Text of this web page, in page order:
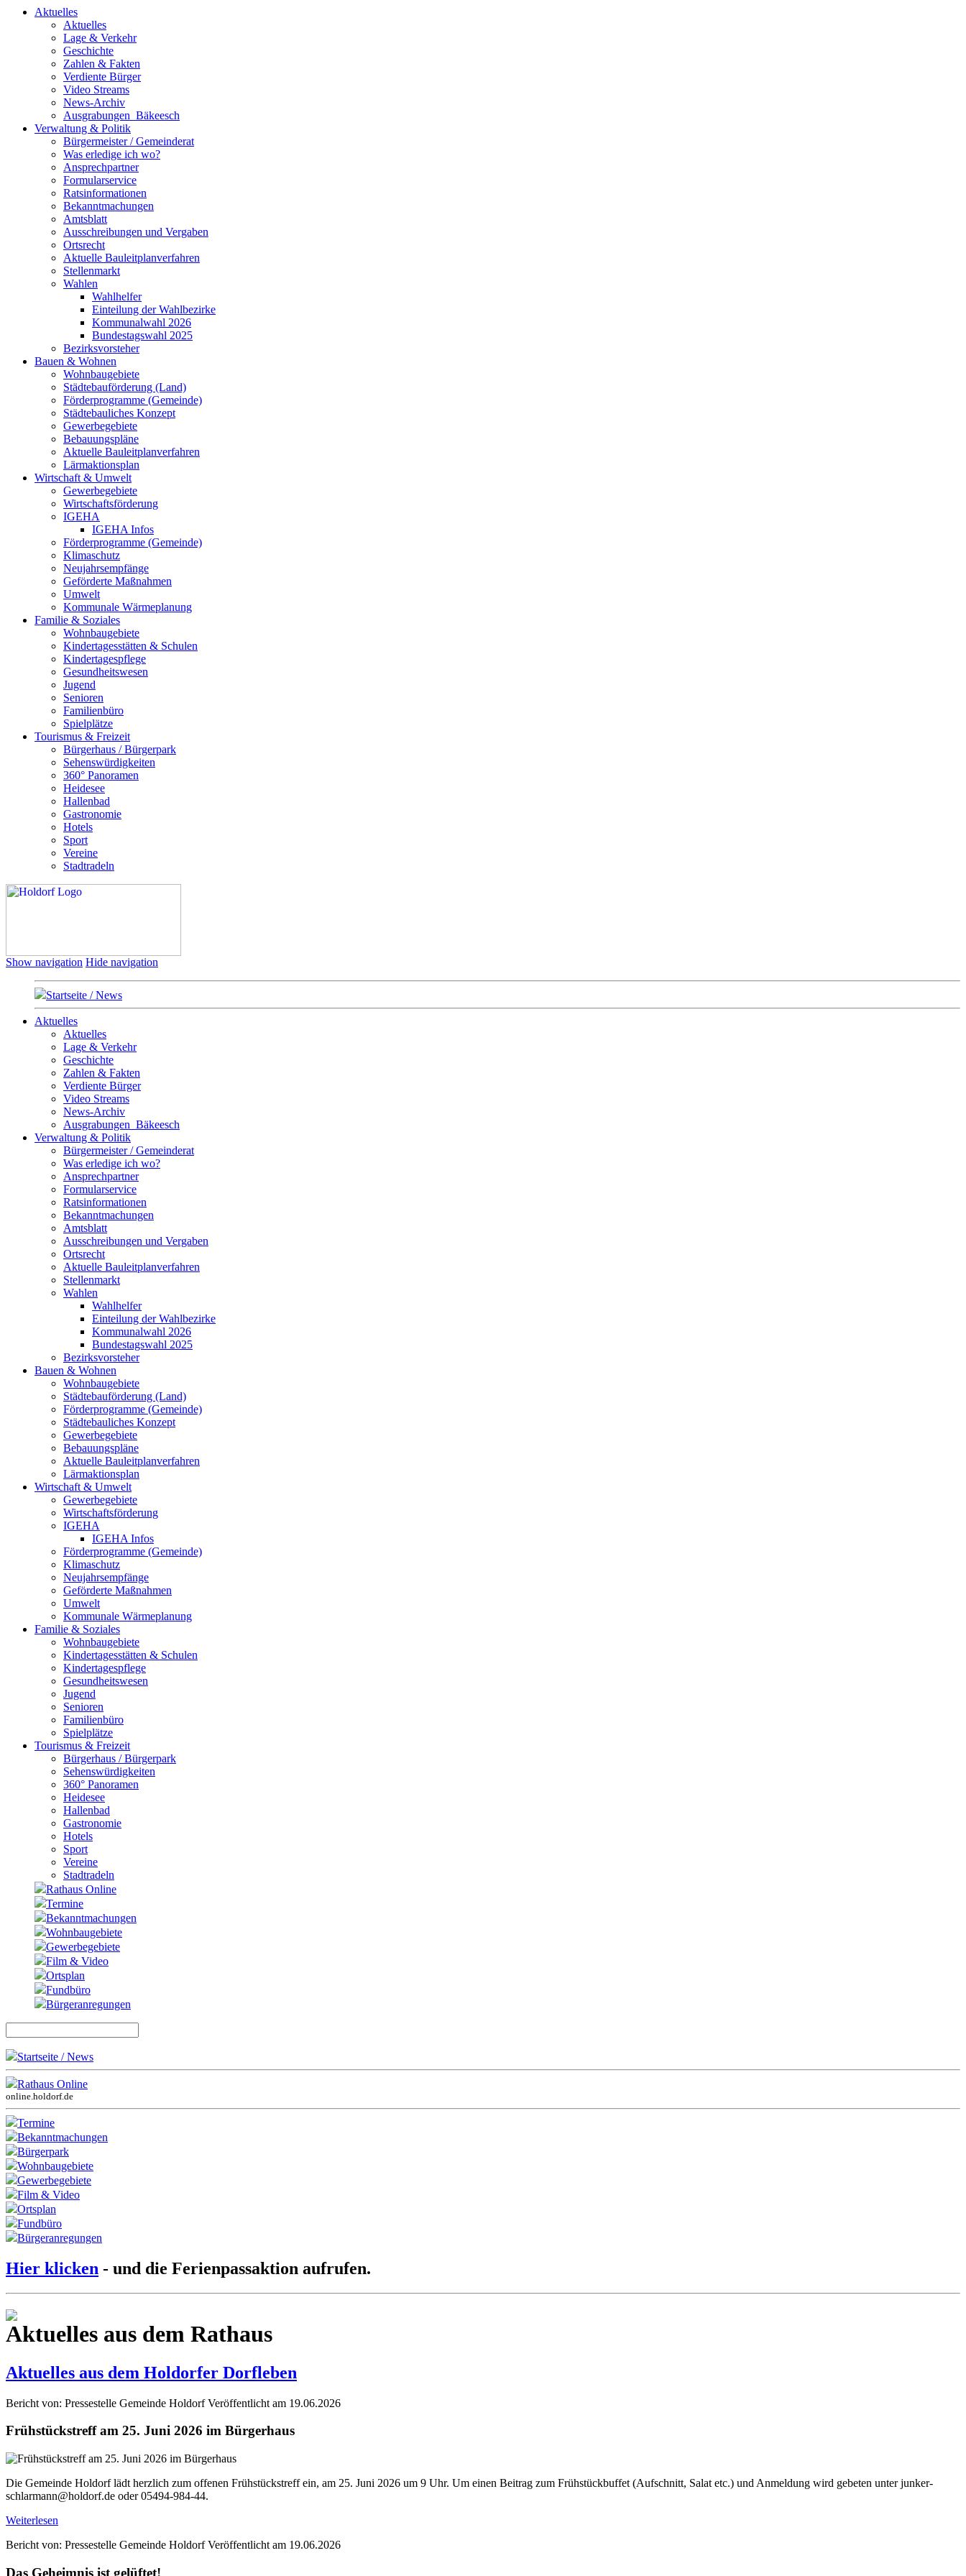
Aktuelles
Aktuelles
Lage & Verkehr
Geschichte
Zahlen & Fakten
Verdiente Bürger
Video Streams
News-Archiv
Ausgrabungen_Bäkeesch
Verwaltung & Politik
Bürgermeister / Gemeinderat
Was erledige ich wo?
Ansprechpartner
Formularservice
Ratsinformationen
Bekanntmachungen
Amtsblatt
Ausschreibungen und Vergaben
Ortsrecht
Aktuelle Bauleitplanverfahren
Stellenmarkt
Wahlen
Wahlhelfer
Einteilung der Wahlbezirke
Kommunalwahl 2026
Bundestagswahl 2025
Bezirksvorsteher
Bauen & Wohnen
Wohnbaugebiete
Städtebauförderung (Land)
Förderprogramme (Gemeinde)
Städtebauliches Konzept
Gewerbegebiete
Bebauungspläne
Aktuelle Bauleitplanverfahren
Lärmaktionsplan
Wirtschaft & Umwelt
Gewerbegebiete
Wirtschaftsförderung
IGEHA
IGEHA Infos
Förderprogramme (Gemeinde)
Klimaschutz
Neujahrsempfänge
Geförderte Maßnahmen
Umwelt
Kommunale Wärmeplanung
Familie & Soziales
Wohnbaugebiete
Kindertagesstätten & Schulen
Kindertagespflege
Gesundheitswesen
Jugend
Senioren
Familienbüro
Spielplätze
Tourismus & Freizeit
Bürgerhaus / Bürgerpark
Sehenswürdigkeiten
360° Panoramen
Heidesee
Hallenbad
Gastronomie
Hotels
Sport
Vereine
Stadtradeln
Show navigation Hide navigation
Startseite / News
Aktuelles
Aktuelles
Lage & Verkehr
Geschichte
Zahlen & Fakten
Verdiente Bürger
Video Streams
News-Archiv
Ausgrabungen_Bäkeesch
Verwaltung & Politik
Bürgermeister / Gemeinderat
Was erledige ich wo?
Ansprechpartner
Formularservice
Ratsinformationen
Bekanntmachungen
Amtsblatt
Ausschreibungen und Vergaben
Ortsrecht
Aktuelle Bauleitplanverfahren
Stellenmarkt
Wahlen
Wahlhelfer
Einteilung der Wahlbezirke
Kommunalwahl 2026
Bundestagswahl 2025
Bezirksvorsteher
Bauen & Wohnen
Wohnbaugebiete
Städtebauförderung (Land)
Förderprogramme (Gemeinde)
Städtebauliches Konzept
Gewerbegebiete
Bebauungspläne
Aktuelle Bauleitplanverfahren
Lärmaktionsplan
Wirtschaft & Umwelt
Gewerbegebiete
Wirtschaftsförderung
IGEHA
IGEHA Infos
Förderprogramme (Gemeinde)
Klimaschutz
Neujahrsempfänge
Geförderte Maßnahmen
Umwelt
Kommunale Wärmeplanung
Familie & Soziales
Wohnbaugebiete
Kindertagesstätten & Schulen
Kindertagespflege
Gesundheitswesen
Jugend
Senioren
Familienbüro
Spielplätze
Tourismus & Freizeit
Bürgerhaus / Bürgerpark
Sehenswürdigkeiten
360° Panoramen
Heidesee
Hallenbad
Gastronomie
Hotels
Sport
Vereine
Stadtradeln
Rathaus Online
Termine
Bekanntmachungen
Wohnbaugebiete
Gewerbegebiete
Film & Video
Ortsplan
Fundbüro
Bürgeranregungen
Startseite / News
Rathaus Online
online.holdorf.de
Termine
Bekanntmachungen
Bürgerpark
Wohnbaugebiete
Gewerbegebiete
Film & Video
Ortsplan
Fundbüro
Bürgeranregungen
Hier klicken - und die Ferienpassaktion aufrufen.
Aktuelles aus dem Rathaus
Aktuelles aus dem Holdorfer Dorfleben
Bericht von: Pressestelle Gemeinde Holdorf Veröffentlicht am 19.06.2026
Frühstückstreff am 25. Juni 2026 im Bürgerhaus
Die Gemeinde Holdorf lädt herzlich zum offenen Frühstückstreff ein, am 25. Juni 2026 um 9 Uhr. Um einen Beitrag zum Frühstückbuffet (Aufschnitt, Salat etc.) und Anmeldung wird gebeten unter junker-
schlarmann@holdorf.de oder 05494-984-44.
Weiterlesen
Bericht von: Pressestelle Gemeinde Holdorf Veröffentlicht am 19.06.2026
Das Geheimnis ist gelüftet!